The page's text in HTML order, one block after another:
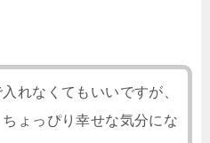
れなくてもいいですが、
ょっぴり幸せな気分にな